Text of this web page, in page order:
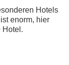
Hotels
enorm, hier
Hotel.